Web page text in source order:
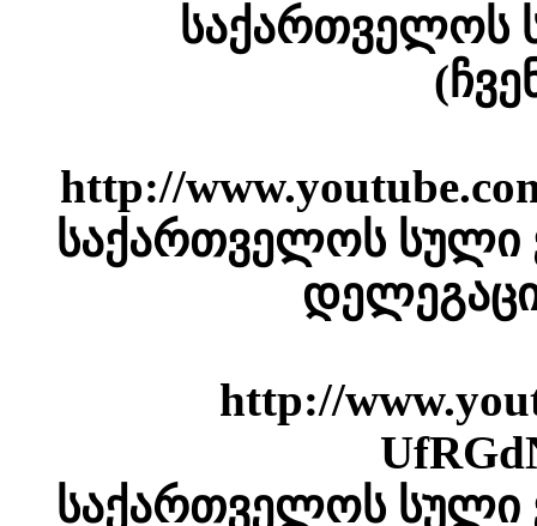
საქართველოს
http://
საქართველოს სული
http://
საქართველოს სული